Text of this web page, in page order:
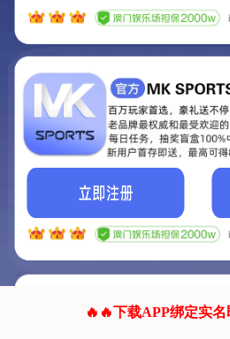
它将是非常棒
联系我们!